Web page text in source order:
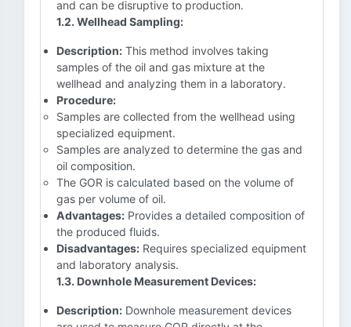
and can be disruptive to production.
1.2. Wellhead Sampling:
Description: This method involves taking
samples of the oil and gas mixture at the
wellhead and analyzing them in a laboratory.
Procedure:
Samples are collected from the wellhead using
specialized equipment.
Samples are analyzed to determine the gas and
oil composition.
The GOR is calculated based on the volume of
gas per volume of oil.
Advantages: Provides a detailed composition of
the produced fluids.
Disadvantages: Requires specialized equipment
and laboratory analysis.
1.3. Downhole Measurement Devices:
Description: Downhole measurement devices